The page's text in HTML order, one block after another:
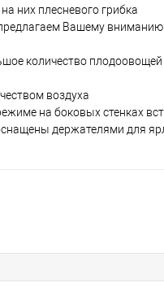
них плесневого грибка
Вашему
количество
воздуха
на боковых стенках
держателями для